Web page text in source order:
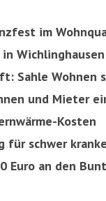
im
Sahle Wohnen
und Mieter
Kosten
für schwer
Euro an den